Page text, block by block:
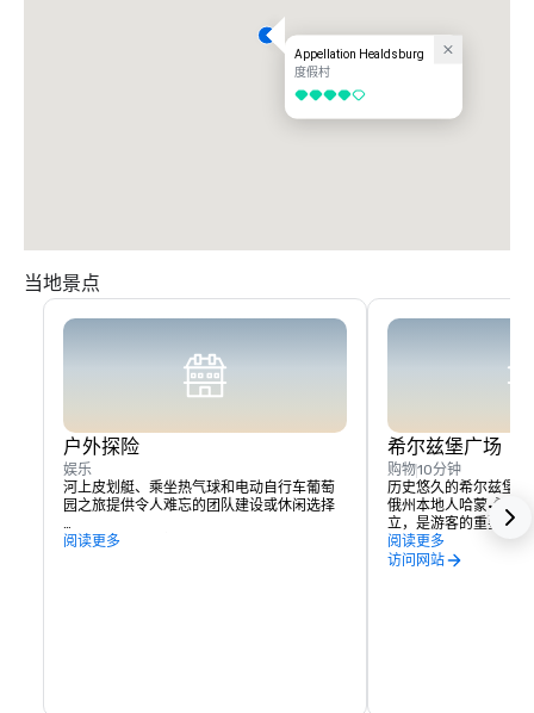
Appellation Healdsburg
度假村
4/5
当地景点
户外探险
娱乐
河上皮划艇、乘坐热气球和电动自行车葡萄
园之旅提供令人难忘的团队建设或休闲选择
附近的索诺玛湖提供远足和划船的机会。
阅读更多
希尔兹堡广场
购物10分钟
历史悠久的希尔兹堡
俄州本地人哈蒙·希尔
立，是游客的重要接
酒体验、住宿和活动
实际上，你可以花几
阅读更多
访问网站